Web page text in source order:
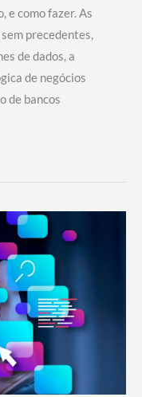
e como fazer. As
precedentes,
de dados, a
de negócios
de bancos